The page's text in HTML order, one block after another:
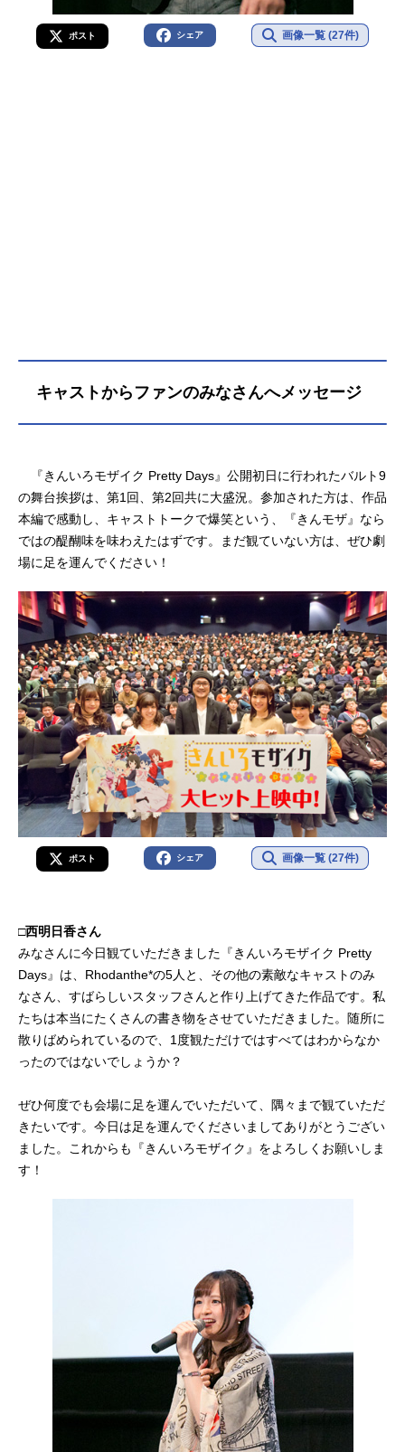
ポスト シェア 画像一覧 (27件)
キャストからファンのみなさんへメッセージ
『きんいろモザイク Pretty Days』公開初日に行われたバルト9
の舞台挨拶は、第1回、第2回共に大盛況。参加された方は、作品
本編で感動し、キャストトークで爆笑という、『きんモザ』なら
ではの醍醐味を味わえたはずです。まだ観ていない方は、ぜひ劇
場に足を運んでください！
ポスト シェア 画像一覧 (27件)
□西明日香さん
みなさんに今日観ていただきました『きんいろモザイク Pretty
Days』は、Rhodanthe*の5人と、その他の素敵なキャストのみ
なさん、すばらしいスタッフさんと作り上げてきた作品です。私
たちは本当にたくさんの書き物をさせていただきました。随所に
散りばめられているので、1度観ただけではすべてはわからなか
ったのではないでしょうか？
ぜひ何度でも会場に足を運んでいただいて、隅々まで観ていただ
きたいです。今日は足を運んでくださいましてありがとうござい
ました。これからも『きんいろモザイク』をよろしくお願いしま
す！